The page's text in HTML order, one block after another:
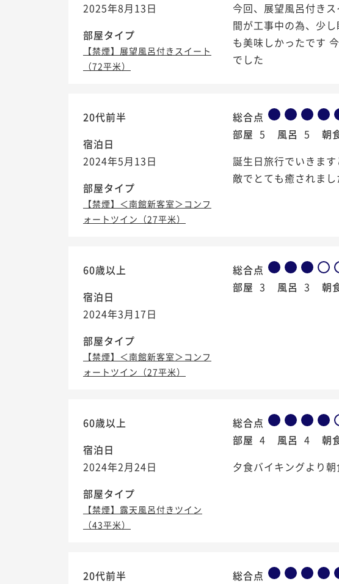
2025年8月13日
部屋タイプ
【禁煙】展望風呂付きスイート
（72平米）
今回、展望風呂付き
間が工事中の為、少
も美味しかったです
でした
20代前半
宿泊日
2024年5月13日
部屋タイプ
【禁煙】＜南館新客室＞コンフ
ォートツイン（27平米）
総合点
部屋 5 風呂 5 朝
誕生日旅行でいきま
敵でとても癒されまし
60歳以上
宿泊日
2024年3月17日
部屋タイプ
【禁煙】＜南館新客室＞コンフ
ォートツイン（27平米）
総合点
部屋 3 風呂 3 朝
60歳以上
宿泊日
2024年2月24日
部屋タイプ
【禁煙】露天風呂付きツイン
（43平米）
総合点
部屋 4 風呂 4 朝
夕食バイキングより
20代前半
総合点